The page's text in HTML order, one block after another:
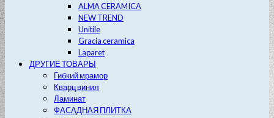
ALMA CERAMICA
NEW TREND
Unitile
Gracia ceramica
Laparet
ДРУГИЕ ТОВАРЫ
Гибкий мрамор
Кварц винил
Ламинат
ФАСАДНАЯ ПЛИТКА